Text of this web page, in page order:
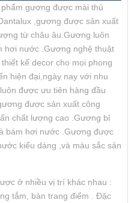
phẩm gương được mài thủ
,gương được sản xuất
từ châu âu.Gương luôn
hơi nước .Gương nghệ thuật
kế decor cho mọi phong
hiện đại,ngày nay với nhu
được ưu tiên hàng đầu
được sản xuất công
chất lượng cao .Gương bỉ
bám hơi nước .Gương được
kiểu dáng ,và màu sắc sản
ở nhiều vị trí khác nhau :
tắm, bàn trang điểm . Đặc